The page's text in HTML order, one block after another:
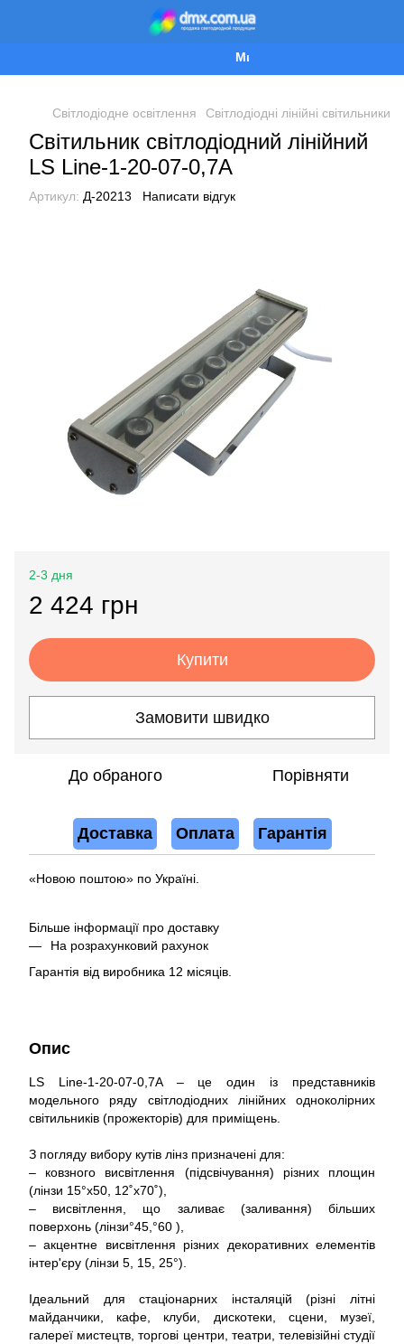
Ми працюємо!
Світлодіодне освітлення Світлодіодні лінійні світильники
Світильник світлодіодний лінійний
LS Line-1-20-07-0,7A
Артикул: Д-20213 Написати відгук
2-3 дня
2 424 грн
Купити
Замовити швидко
До обраного Порівняти
Доставка Оплата Гарантія
«Новою поштою» по Україні.
Більше інформації про доставку
На розрахунковий рахунок
Гарантія від виробника 12 місяців.
Опис
LS Line-1-20-07-0,7A – це один із представників
модельного ряду світлодіодних лінійних одноколірних
світильників (прожекторів) для приміщень.
З погляду вибору кутів лінз призначені для:
– ковзного висвітлення (підсвічування) різних площин
(лінзи 15°x50, 12˚x70˚),
– висвітлення, що заливає (заливання) більших
поверхонь (лінзи°45,°60 ),
– акцентне висвітлення різних декоративних елементів
інтер'єру (лінзи 5, 15, 25°).
Ідеальний для стаціонарних інсталяцій (різні літні
майданчики, кафе, клуби, дискотеки, сцени, музеї,
галереї мистецтв, торгові центри, театри, телевізійні студії